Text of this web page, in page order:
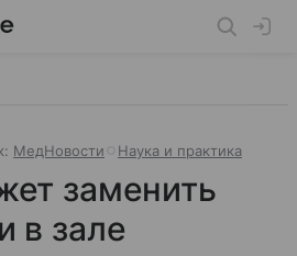
МедНовости Наука и практика
заменить
в зале